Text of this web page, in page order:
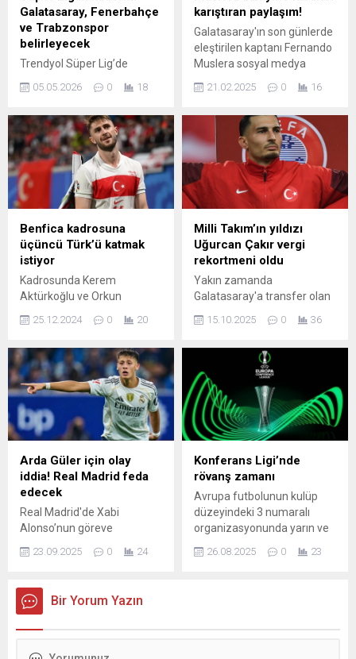
Galatasaray, Fenerbahçe
ve Trabzonspor
belirleyecek
Trendyol Süper Lig’de
sezonun son iki haftası,
şampiyonluk ve düşme hattı
karşılaşmalara sahne
olacak. Takımların puan
durumu ve 33. hafta
sonuçları, hem zirve hem de
alt sıralarda büyük
değişikliklere yol açabilir.
Galatasaray, 33. haftada
Antalyaspor’u ağırlayacak;
sarı-kırmızılılar rakibini
yenmeleri halinde
şampiyonluğu ilan etme
fırsatı yakalayacak.
Antalyaspor içinse bu...
05.05.2026 0 18
karıştıran paylaşım!
Galatasaray'ın son günlerde
eleştirilen kaptanı Fernando
Muslera sosyal medya
hesabından yaptığı
paylaşımla kafaları karıştırdı.
21.02.2025 0 16
Benfica kadrosuna
üçüncü Türk’ü katmak
istiyor
Kadrosunda Kerem
Aktürkoğlu ve Orkun
kadrosuna bir Türk’ü daha
25.12.2024 0 20
Milli Takım’ın yıldızı
Uğurcan Çakır vergi
rekortmeni oldu
Yakın zamanda
Galatasaray'a transfer olan
Trabzonspor'da forma
ettiği gelir üzerinden
tahakkuk eden 22 milyon
714 bin 624 TL vergi ile
Trabzon'da 3'üncü sırada
yer aldı.
15.10.2025 0 36
Arda Güler için olay
iddia! Real Madrid feda
edecek
Real Madrid'de Xabi
Alonso’nun göreve
gelmesinin ardından forma
süresi artan Arda Güler, bu
karşısında yedek kalmıştı.
Milli yıldızın yedek kalma
ihtimali de doğdu.
23.09.2025 0 24
Konferans Ligi’nde
rövanş zamanı
Avrupa futbolunun kulüp
düzeyindeki 3 numaralı
organizasyonunda yarın ve
perşembe günü yapılacak
müsabakalarla lig
26.08.2025 0 23
Bir Yorum Yazın